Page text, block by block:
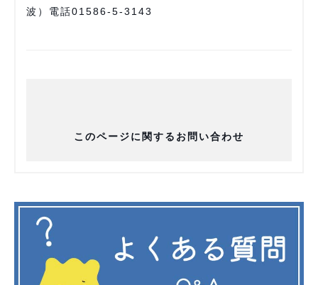
波）電話01586-5-3143
このページに関するお問い合わせ